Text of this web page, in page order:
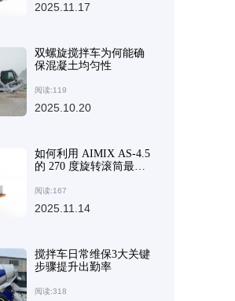
2025.11.17
双螺旋搅拌车为何能确
保混凝土均匀性
阅读:119
2025.10.20
如何利用 AIMIX AS-4.5
的 270 度旋转滚筒最大
阅读:167
2025.11.14
搅拌车日常维保3大关键
步骤提升出勤率
阅读:318